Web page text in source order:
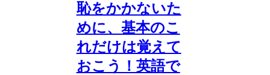
恥をかかないた
めに、基本のこ
れだけは覚えて
おこう！英語で